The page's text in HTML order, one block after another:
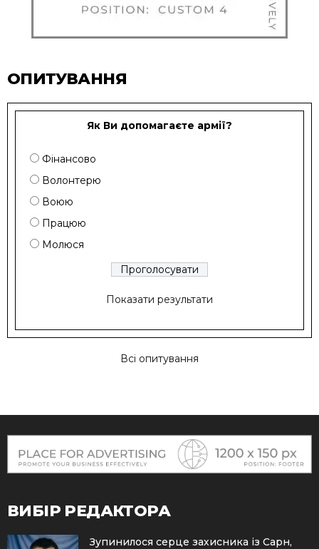
ОПИТУВАННЯ
Як Ви допомагаєте армії?
Фінансово
Волонтерю
Воюю
Працюю
Молюся
Показати результати
Всі опитування
ВИБІР РЕДАКТОРА
Зупинилося серце захисника із Сарн,